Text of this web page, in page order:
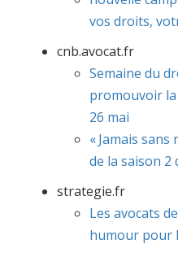
vos droits,
cnb.avocat.fr
Semaine du
promouvoir
26 mai
« Jamais sans
de la saison 2
strategie.fr
Les avocats
humour pour